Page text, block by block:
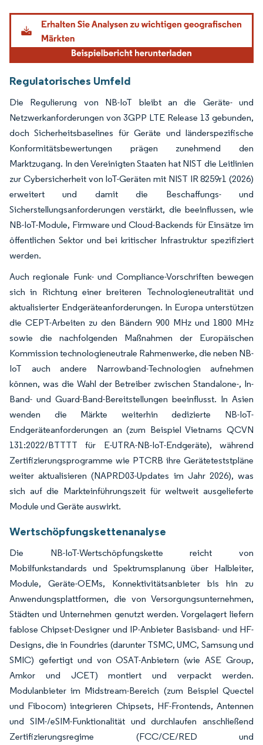
Bild © Mordor Intelligence. Wiederverwendung erfordert Namensnennung gemäß
Regulatorisches Umfeld
Die Regulierung von NB-IoT bleibt an die Geräte- und
Netzwerkanforderungen von 3GPP LTE Release 13 gebunden,
doch Sicherheitsbaselines für Geräte und länderspezifische
Konformitätsbewertungen prägen zunehmend den
Marktzugang. In den Vereinigten Staaten hat NIST die Leitlinien
zur Cybersicherheit von IoT-Geräten mit NIST IR 8259r1 (2026)
erweitert und damit die Beschaffungs- und
Sicherstellungsanforderungen verstärkt, die beeinflussen, wie
NB-IoT-Module, Firmware und Cloud-Backends für Einsätze im
öffentlichen Sektor und bei kritischer Infrastruktur spezifiziert
werden.
Auch regionale Funk- und Compliance-Vorschriften bewegen
sich in Richtung einer breiteren Technologieneutralität und
aktualisierter Endgeräteanforderungen. In Europa unterstützen
die CEPT-Arbeiten zu den Bändern 900 MHz und 1800 MHz
sowie die nachfolgenden Maßnahmen der Europäischen
Kommission technologieneutrale Rahmenwerke, die neben NB-
IoT auch andere Narrowband-Technologien aufnehmen
können, was die Wahl der Betreiber zwischen Standalone-, In-
Band- und Guard-Band-Bereitstellungen beeinflusst. In Asien
wenden die Märkte weiterhin dedizierte NB-IoT-
Endgeräteanforderungen an (zum Beispiel Vietnams QCVN
131:2022/BTTTT für E-UTRA-NB-IoT-Endgeräte), während
Zertifizierungsprogramme wie PTCRB ihre Geräteteststpläne
weiter aktualisieren (NAPRD03-Updates im Jahr 2026), was
sich auf die Markteinführungszeit für weltweit ausgelieferte
Module und Geräte auswirkt.
Wertschöpfungskettenanalyse
Die NB-IoT-Wertschöpfungskette reicht von
Mobilfunkstandards und Spektrumsplanung über Halbleiter,
Module, Geräte-OEMs, Konnektivitätsanbieter bis hin zu
Anwendungsplattformen, die von Versorgungsunternehmen,
Städten und Unternehmen genutzt werden. Vorgelagert liefern
fablose Chipset-Designer und IP-Anbieter Basisband- und HF-
Designs, die in Foundries (darunter TSMC, UMC, Samsung und
SMIC) gefertigt und von OSAT-Anbietern (wie ASE Group,
Amkor und JCET) montiert und verpackt werden.
Modulanbieter im Midstream-Bereich (zum Beispiel Quectel
und Fibocom) integrieren Chipsets, HF-Frontends, Antennen
und SIM-/eSIM-Funktionalität und durchlaufen anschließend
Zertifizierungsregime (FCC/CE/RED und